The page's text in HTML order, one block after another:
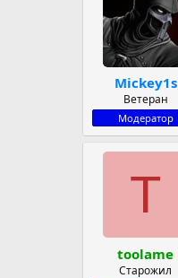
Mickey1s
Ветеран
Модератор
T
toolame
Старожил